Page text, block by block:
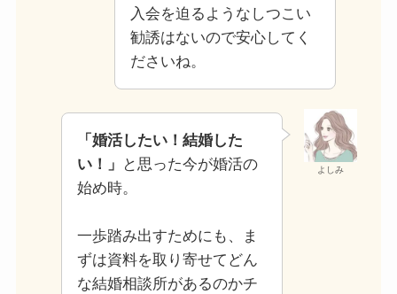
入会を迫るようなしつこい
勧誘はないので安心してく
ださいね。
よしみ
「婚活したい！結婚した
い！」
と思った今が婚活の
始め時。
一歩踏み出すためにも、ま
ずは資料を取り寄せてどん
な結婚相談所があるのかチ